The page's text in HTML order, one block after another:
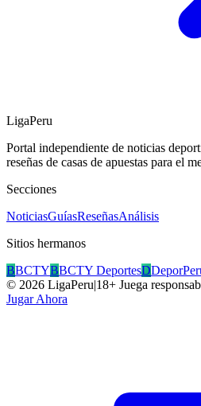
LigaPeru
Portal independiente de noticias
reseñas de casas de apuestas para el
Secciones
NoticiasGuíasReseñasAnálisis
Sitios hermanos
BBCTYBBCTY DeportesD
© 2026 LigaPeru|18+ Juega
Jugar Ahora